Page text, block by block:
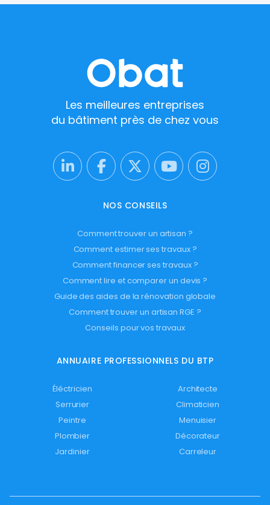
Les meilleures entreprises
du bâtiment près de chez vous
NOS CONSEILS
Comment trouver un artisan ?
Comment estimer ses travaux ?
Comment financer ses travaux ?
Comment lire et comparer un devis ?
Guide des aides de la rénovation globale
Comment trouver un artisan RGE ?
Conseils pour vos travaux
ANNUAIRE PROFESSIONNELS DU BTP
Éléctricien
Architecte
Serrurier
Climaticien
Peintre
Menuisier
Plombier
Décorateur
Jardinier
Carreleur